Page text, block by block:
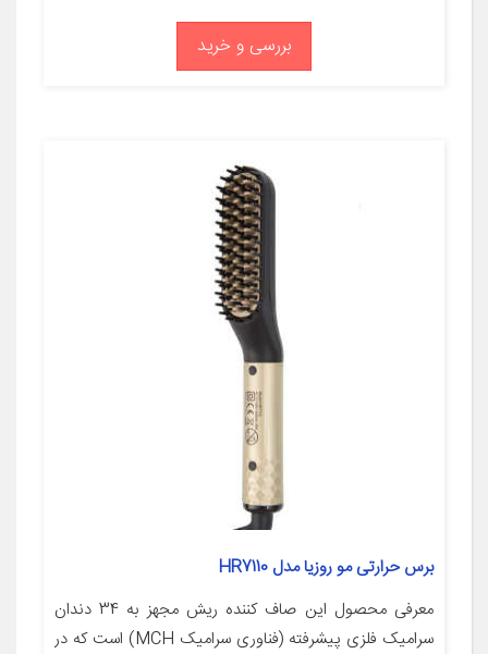
بررسی و خرید
برس حرارتی مو روزیا مدل HR7110
معرفی محصول این صاف کننده ریش مجهز به 34 دندان
سرامیک فلزی پیشرفته (فناوری سرامیک MCH) است که در